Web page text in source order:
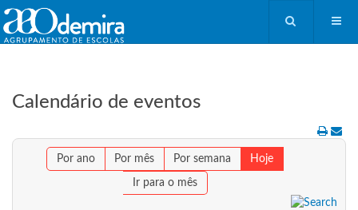
Calendário de eventos
Por ano Por mês Por semana Hoje
Ir para o mês